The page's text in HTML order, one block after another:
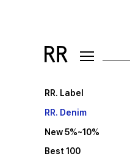
RR. Label
RR. Denim
New 5%~10%
Best 100